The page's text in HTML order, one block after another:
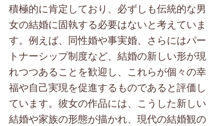
積極的に肯定しており、必ずしも伝統的な男
女の結婚に固執する必要はないと考えていま
す。例えば、同性婚や事実婚、さらにはパー
トナーシップ制度など、結婚の新しい形が現
れつつあることを歓迎し、これらが個々の幸
福や自己実現を促進するものであると評価し
ています。彼女の作品には、こうした新しい
結婚や家族の形態が描かれ、現代の結婚観の